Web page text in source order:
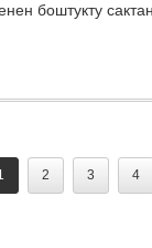
боштукту
2 3 4